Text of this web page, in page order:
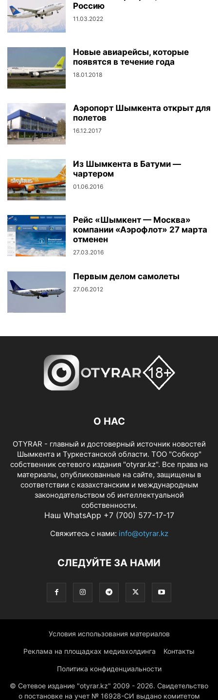
Россию
11.03.2022
Новые авиарейсы, которые
появятся в течение года
18.01.2018
Аэропорт Шымкента открыт для
полетов
16.12.2017
Из Шымкента в Батуми —
чартером
01.06.2016
Рейс «Шымкент — Москва»
компании «Аэрофлот» 27 марта
отменен
27.03.2016
Первым делом самолеты
27.06.2012
О НАС
OTYRAR - главный и достоверный источник новостей
Шымкента и Туркестанской области. ТОО "Собкор"
собственник сетевого издания "otyrar.kz". Все права на
материалы, опубликованные на сайте, защищены в
соответствии с казахстанским и международным
законодательством об интеллектуальной
собственности.
Наш WhatsApp +7 (700) 577-17-17
Свяжитесь с нами: info@otyrar.kz
СЛЕДУЙТЕ ЗА НАМИ
Условия использования материалов
Реклама на площадках медиахолдинга Контакты
Политика конфиденциальности
© Сетевое издание "otyrar.kz" 2009 - 2026. Свидетельство
о постановке на учет № 16928-СИ выдано комитетом